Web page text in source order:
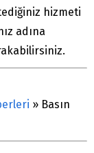
hizmeti
adına
» Basın